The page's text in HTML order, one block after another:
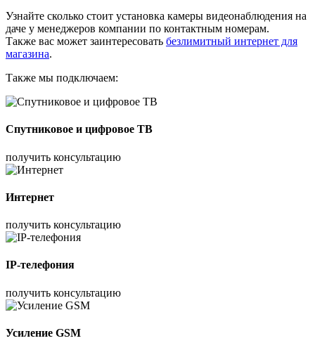
Узнайте сколько стоит установка камеры видеонаблюдения на
даче у менеджеров компании по контактным номерам.
Также вас может заинтересовать безлимитный интернет для
магазина.
Также мы подключаем:
Спутниковое и цифровое ТВ
получить консультацию
Интернет
получить консультацию
IP-телефония
получить консультацию
Усиление GSM